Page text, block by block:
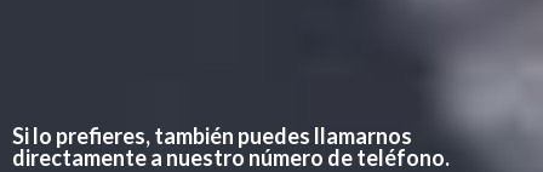
Si lo prefieres, también puedes llamarnos
directamente a nuestro número de teléfono.